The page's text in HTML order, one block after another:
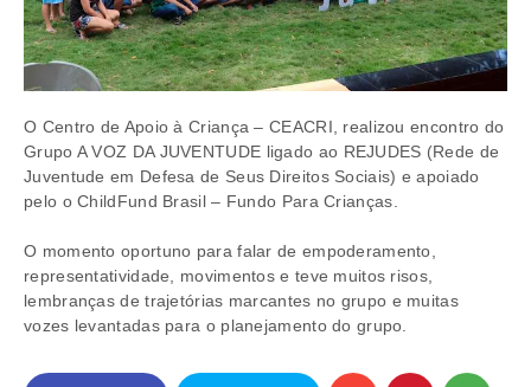
O Centro de Apoio à Criança – CEACRI, realizou encontro do
Grupo A VOZ DA JUVENTUDE ligado ao REJUDES (Rede de
Juventude em Defesa de Seus Direitos Sociais) e apoiado
pelo o ChildFund Brasil – Fundo Para Crianças.
O momento oportuno para falar de empoderamento,
representatividade, movimentos e teve muitos risos,
lembranças de trajetórias marcantes no grupo e muitas
vozes levantadas para o planejamento do grupo.